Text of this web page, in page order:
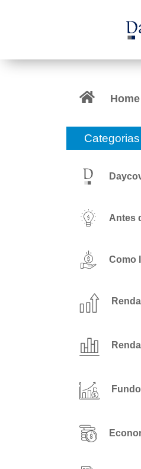
Home
Categorias
Antes
Como